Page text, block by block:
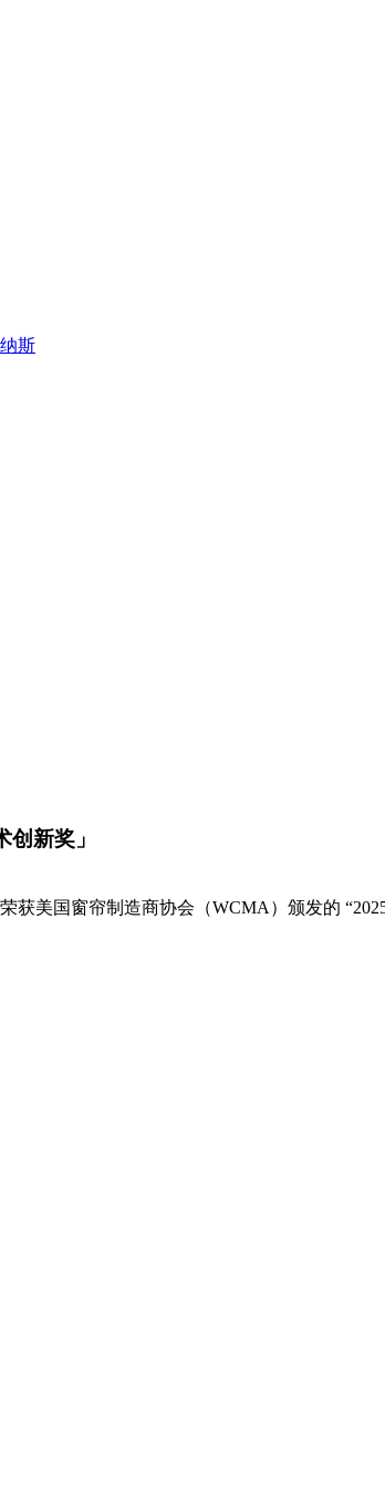
斯
新奖」
美国窗帘制造商协会（WCMA）颁发的